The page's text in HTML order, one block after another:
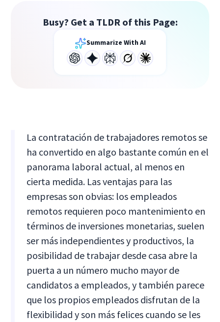
Busy? Get a TLDR of this Page:
Summarize With AI
La contratación de trabajadores remotos se
ha convertido en algo bastante común en el
panorama laboral actual, al menos en
cierta medida. Las ventajas para las
empresas son obvias: los empleados
remotos requieren poco mantenimiento en
términos de inversiones monetarias, suelen
ser más independientes y productivos, la
posibilidad de trabajar desde casa abre la
puerta a un número mucho mayor de
candidatos a empleados, y también parece
que los propios empleados disfrutan de la
flexibilidad y son más felices cuando se les